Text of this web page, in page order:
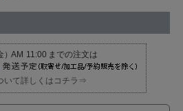
いて詳しくはコチラ⇒